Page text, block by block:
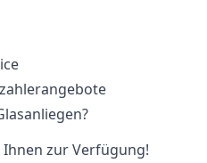
zur Verfügung!